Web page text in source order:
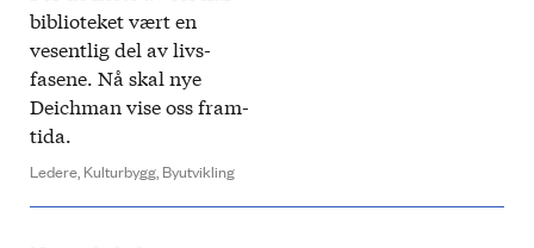
biblioteket vært en
vesentlig del av livs­
fasene. Nå skal nye
Deich­man vise oss fram­
tida.
Ledere, Kulturbygg, Byutvikling